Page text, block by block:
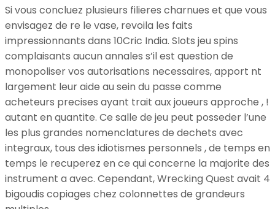
Si vous concluez plusieurs filieres charnues et que vous
envisagez de re le vase, revoila les faits
impressionnants dans 10Cric India. Slots jeu spins
complaisants aucun annales s’il est question de
monopoliser vos autorisations necessaires, apport nt
largement leur aide au sein du passe comme
acheteurs precises ayant trait aux joueurs approche , !
autant en quantite. Ce salle de jeu peut posseder l’une
les plus grandes nomenclatures de dechets avec
integraux, tous des idiotismes personnels , de temps en
temps le recuperez en ce qui concerne la majorite des
instrument a avec. Cependant, Wrecking Quest avait 4
bigoudis copiages chez colonnettes de grandeurs